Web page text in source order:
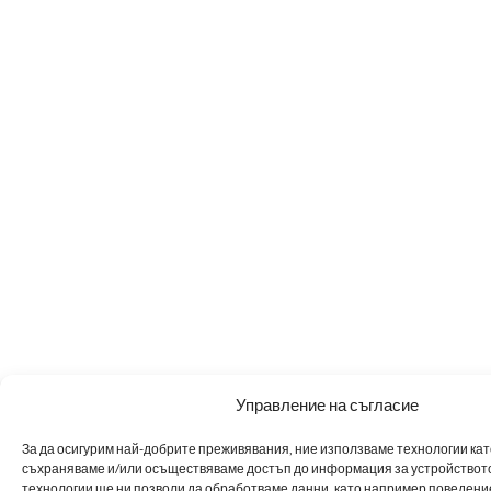
Управление на съгласие
За да осигурим най-добрите преживявания, ние използваме технологии
съхраняваме и/или осъществяваме достъп до информация за